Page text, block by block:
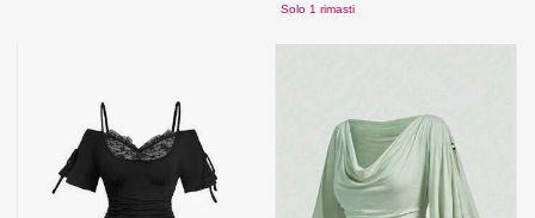
Solo 1 rimasti